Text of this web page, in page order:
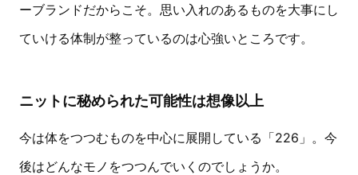
ーブランドだからこそ。思い入れのあるものを大事にし
ていける体制が整っているのは心強いところです。
ニットに秘められた可能性は想像以上
今は体をつつむものを中心に展開している「226」。今
後はどんなモノをつつんでいくのでしょうか。